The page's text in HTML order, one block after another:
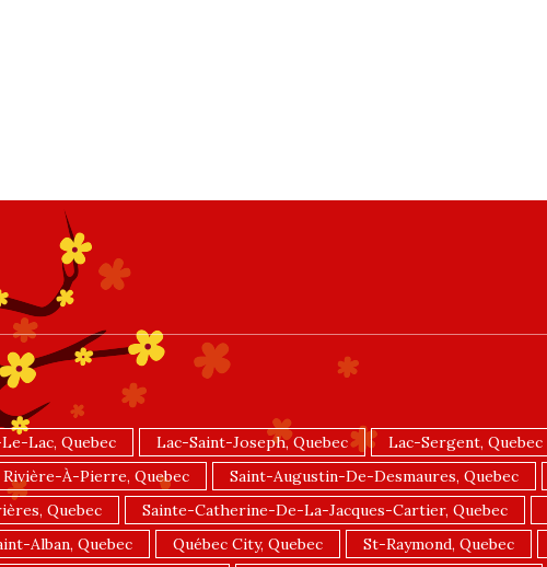
Lac, Quebec Lac-Saint-Joseph, Quebec Lac-Sergent, Quebec
Rivière-À-Pierre, Quebec Saint-Augustin-De-Desmaures, Quebec
Quebec Sainte-Catherine-De-La-Jacques-Cartier, Quebec
Alban, Quebec Québec City, Quebec St-Raymond, Quebec